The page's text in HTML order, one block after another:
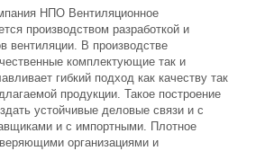
НПО Вентиляционное
производством разработкой и
вентиляции. В производстве
комплектующие так и
гибкий подход как качеству так
продукции. Такое построение
устойчивые деловые связи и с
и с импортными. Плотное
организациями и